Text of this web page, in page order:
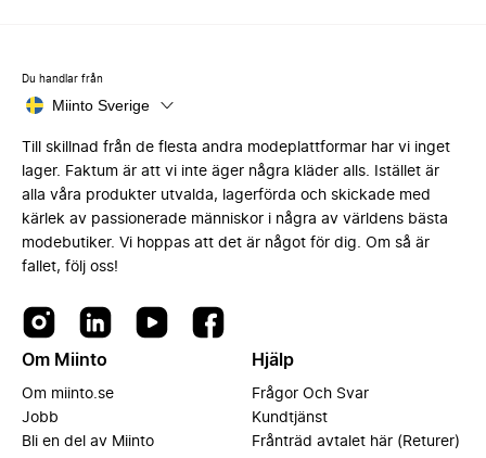
Du handlar från
Miinto Sverige
Till skillnad från de flesta andra modeplattformar har vi inget
lager. Faktum är att vi inte äger några kläder alls. Istället är
alla våra produkter utvalda, lagerförda och skickade med
kärlek av passionerade människor i några av världens bästa
modebutiker. Vi hoppas att det är något för dig. Om så är
fallet, följ oss!
Om Miinto
Om miinto.se
Jobb
Bli en del av Miinto
Hjälp
Frågor Och Svar
Kundtjänst
Frånträd avtalet här (Returer)